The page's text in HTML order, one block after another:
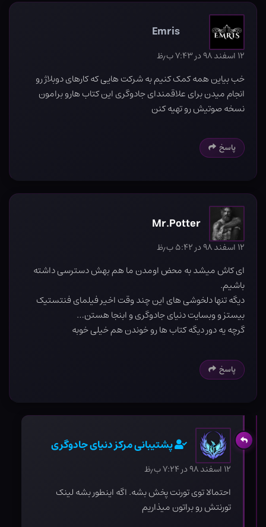
Emris
۱۲ اسفند ۹۸ در ۷:۴۳ ب٫ظ
خب بیاین همه کمک کنیم به شرکت هایی که کارهای دوبلاژ رو
انجام میدن برای علاقمندای جادوگری این کتاب هارو برامون
نسخه صوتیش رو تهیه کنن
پاسخ
Mr.Potter
۱۲ اسفند ۹۸ در ۵:۴۲ ب٫ظ
ای کاش میشد به محض اومدن ما هم بهش دسترسی داشته
باشیم.
دیگه تنها دلخوشی های این چند وقت اخیر فیلمای فنتستیک
بیستز و وبسایت دنیای جادوگری و ابنجا هستن…
گرچه یه دور دیگه کتاب ها رو خوندن هم خیلی خوبه
پاسخ
پشتیبانی مرکز دنیای جادوگری
۱۲ اسفند ۹۸ در ۷:۲۴ ب٫ظ
احتمالا توی تورنت پخش بشه. اگه اینطور بشه لینک
تورنتش رو براتون میذاریم